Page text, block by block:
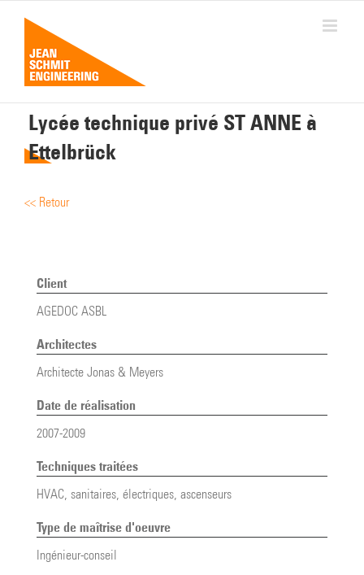
contenu
Lycée technique privé ST ANNE à
Ettelbrück
<< Retour
Client
AGEDOC ASBL
Architectes
Architecte Jonas & Meyers
Date de réalisation
2007-2009
Techniques traitées
HVAC, sanitaires, électriques, ascenseurs
Type de maîtrise d'oeuvre
Ingénieur-conseil